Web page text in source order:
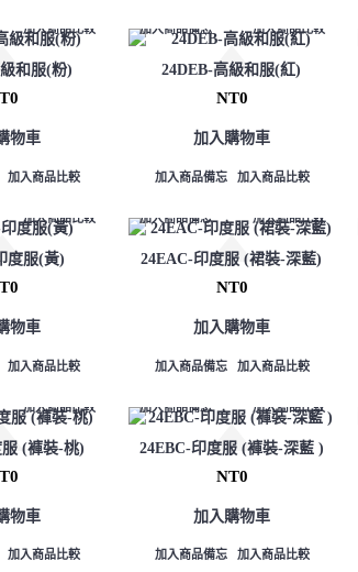
加入商品比較
和服(粉)
物車
加入商品比較
加入商品備忘 加入商品比較
24DEB-高級和服(紅)
NT0
加入購物車
加入商品備忘 加入商品比較
加入商品比較
度服(黃)
物車
加入商品比較
加入商品備忘 加入商品比較
24EAC-印度服 (裙裝-深藍)
NT0
加入購物車
加入商品備忘 加入商品比較
加入商品比較
(褲裝-桃)
物車
加入商品比較
加入商品備忘 加入商品比較
24EBC-印度服 (褲裝-深藍 )
NT0
加入購物車
加入商品備忘 加入商品比較